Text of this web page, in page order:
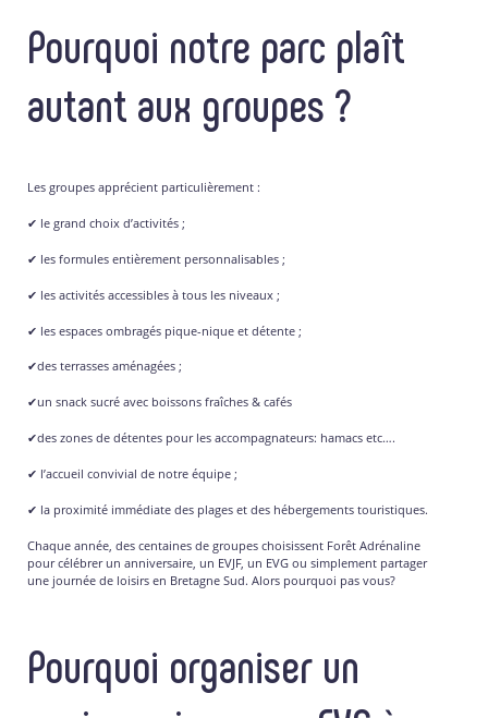
Pourquoi notre parc plaît
autant aux groupes ?
Les groupes apprécient particulièrement :
✔ le grand choix d’activités ;
✔ les formules entièrement personnalisables ;
✔ les activités accessibles à tous les niveaux ;
✔ les espaces ombragés pique-nique et détente ;
✔des terrasses aménagées ;
✔un snack sucré avec boissons fraîches & cafés
✔des zones de détentes pour les accompagnateurs: hamacs etc….
✔ l’accueil convivial de notre équipe ;
✔ la proximité immédiate des plages et des hébergements touristiques.
Chaque année, des centaines de groupes choisissent Forêt Adrénaline
pour célébrer un anniversaire, un EVJF, un EVG ou simplement partager
une journée de loisirs en Bretagne Sud. Alors pourquoi pas vous?
Pourquoi organiser un